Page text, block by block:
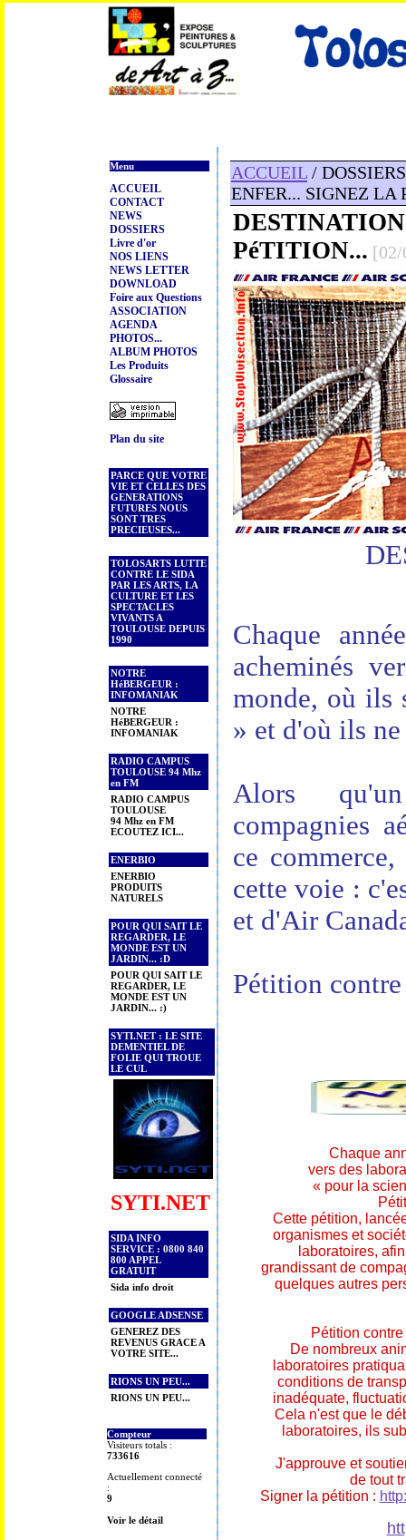
Menu
ACCUEIL
CONTACT
NEWS
DOSSIERS
Livre d'or
NOS LIENS
NEWS LETTER
DOWNLOAD
Foire aux Questions
ASSOCIATION
AGENDA
PHOTOS...
ALBUM PHOTOS
Les Produits
Glossaire
Plan du site
PARCE QUE VOTRE
VIE ET CELLES DES
GENERATIONS
FUTURES NOUS
SONT TRES
PRECIEUSES...
TOLOSARTS LUTTE
CONTRE LE SIDA
PAR LES ARTS, LA
CULTURE ET LES
SPECTACLES
VIVANTS A
TOULOUSE DEPUIS
1990
NOTRE
HéBERGEUR :
INFOMANIAK
NOTRE
HéBERGEUR :
INFOMANIAK
RADIO CAMPUS
TOULOUSE 94 Mhz
en FM
RADIO CAMPUS
TOULOUSE
94 Mhz en FM
ECOUTEZ ICI...
ENERBIO
ENERBIO
PRODUITS
NATURELS
POUR QUI SAIT LE
REGARDER, LE
MONDE EST UN
JARDIN... :D
POUR QUI SAIT LE
REGARDER, LE
MONDE EST UN
JARDIN... :)
SYTI.NET : LE SITE
DEMENTIEL DE
FOLIE QUI TROUE
LE CUL
SYTI.NET
SIDA INFO
SERVICE : 0800 840
800 APPEL
GRATUIT
Sida info droit
GOOGLE ADSENSE
GENEREZ DES
REVENUS GRACE A
VOTRE SITE...
RIONS UN PEU...
RIONS UN PEU...
Compteur
Visiteurs totals :
733616
Actuellement connecté
:
9
Voir le détail
ACCUEIL /
ENFER... SIGNEZ LA
PéTITION... [02/
Chaque
acheminés
monde, où ils
» et d'où ils
Alors
compagnies
ce
cette voie :
et d'Air
Pétition
Chaque
vers des
« pour la
Cette pétition,
organismes et
laboratoires,
grandissant de
quelques autres
Pétition
De nombreux
laboratoires
conditions de
inadéquate,
Cela n'est que le
laboratoires, ils
J'approuve et
de tout
Signer la pétition :